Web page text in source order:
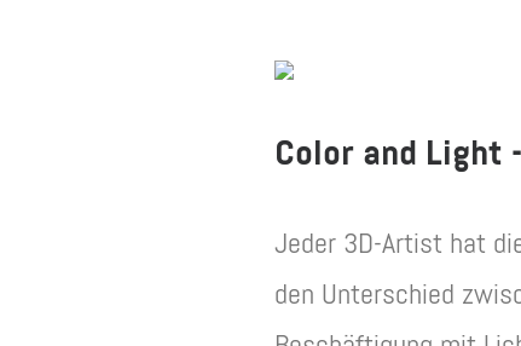
Color and Light
Jeder 3D-Artist hat
den Unterschied